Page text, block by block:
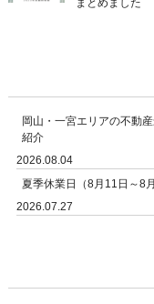
まとめました
岡山・一宮エリアの不動
紹介
2026.08.04
夏季休業日（8月11日～8
2026.07.27